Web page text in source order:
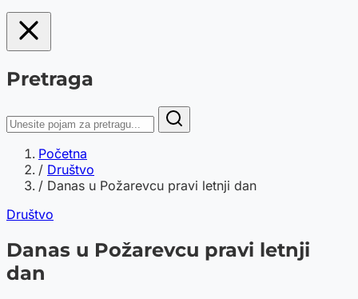
Pretraga
Početna
/ Društvo
/ Danas u Požarevcu pravi letnji dan
Društvo
Danas u Požarevcu pravi letnji
dan